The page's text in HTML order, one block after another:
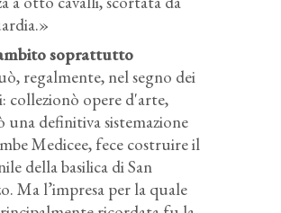
soprattutto
regalmente, nel segno dei
collezionò opere d'arte,
una definitiva sistemazione
Medicee, fece costruire il
della basilica di San
Ma l’impresa per la quale